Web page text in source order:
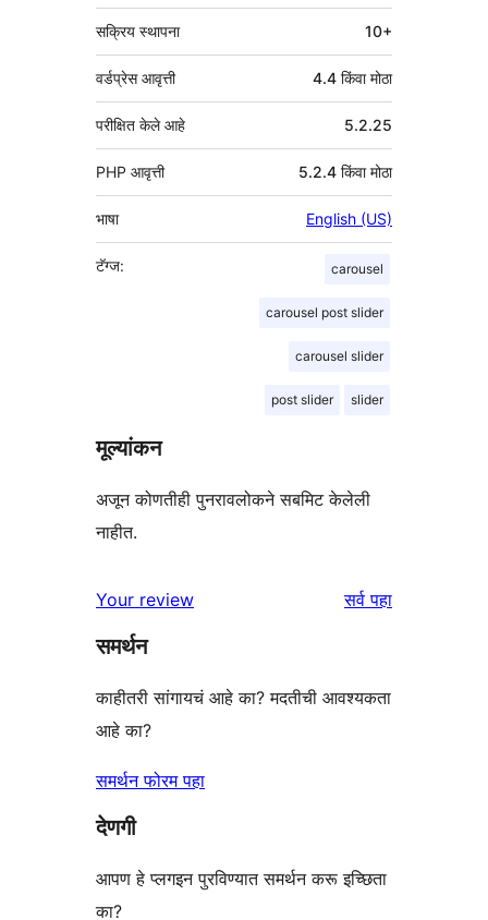
सक्रिय स्थापना 10+
वर्डप्रेस आवृत्ती 4.4 किंवा मोठा
परीक्षित केले आहे 5.2.25
PHP आवृत्ती 5.2.4 किंवा मोठा
भाषा English (US)
टॅग्ज: carousel
carousel post slider
carousel slider
post slider slider
मूल्यांकन
अजून कोणतीही पुनरावलोकने सबमिट केलेली
नाहीत.
Your review सर्वपुनरावलोकने
पहा
समर्थन
काहीतरी सांगायचं आहे का? मदतीची आवश्यकता
आहे का?
समर्थन फोरम पहा
देणगी
आपण हे प्लगइन पुरविण्यात समर्थन करू इच्छिता
का?